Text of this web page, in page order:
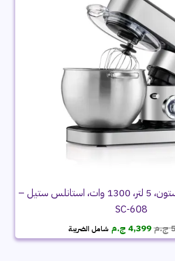
عجان ستاند بلاك ستون، 5 لتر، 1300 وات، استانلس ستيل –
SC-608
ج.مالسعر
الأصلي
4,399 ج.م السعر
الحالي
شامل الضريبة